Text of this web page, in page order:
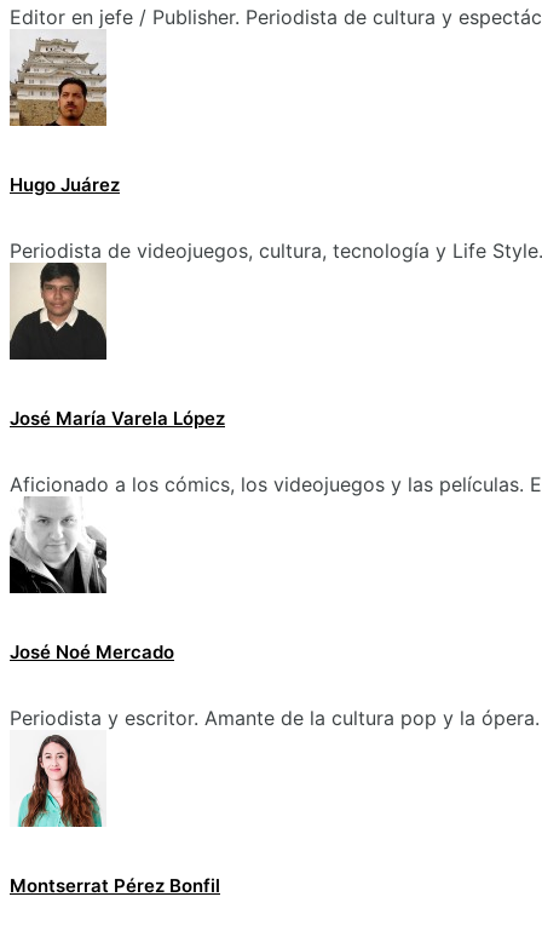
Editor en jefe / Publisher. Periodista de cultura y
Hugo Juárez
Periodista de videojuegos, cultura, tecnología y Life Style.
José María Varela López
Aficionado a los cómics, los videojuegos y las películas.
José Noé Mercado
Periodista y escritor. Amante de la cultura pop y la ópera.
Montserrat Pérez Bonfil